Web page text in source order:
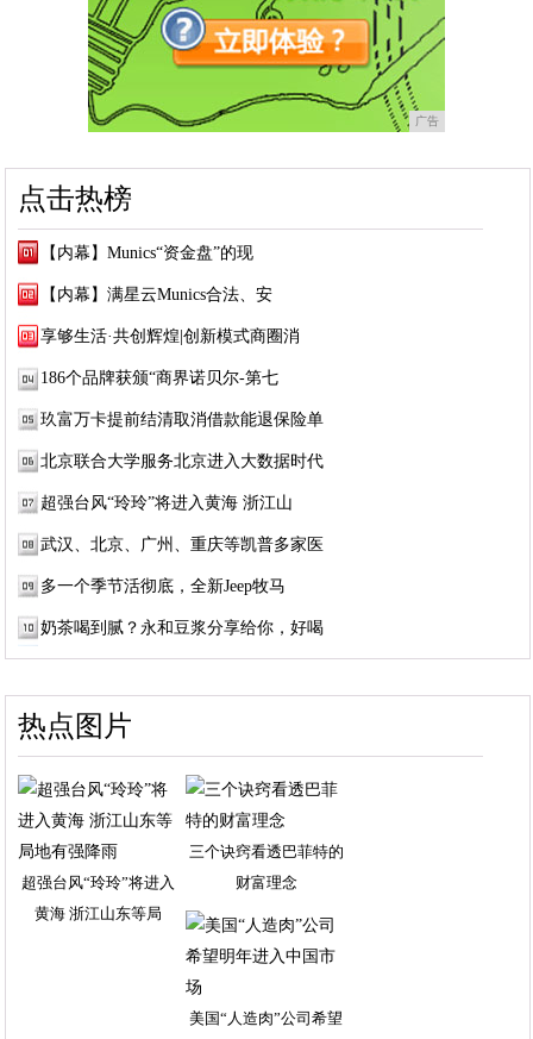
广告
点击热榜
【内幕】Munics“资金盘”的现
【内幕】满星云Munics合法、安
享够生活·共创辉煌|创新模式商圈消
186个品牌获颁“商界诺贝尔-第七
玖富万卡提前结清取消借款能退保险单
北京联合大学服务北京进入大数据时代
超强台风“玲玲”将进入黄海 浙江山
武汉、北京、广州、重庆等凯普多家医
多一个季节活彻底，全新Jeep牧马
奶茶喝到腻？永和豆浆分享给你，好喝
热点图片
超强台风“玲玲”将进入
黄海 浙江山东等局
三个诀窍看透巴菲特的
财富理念
美国“人造肉”公司希望